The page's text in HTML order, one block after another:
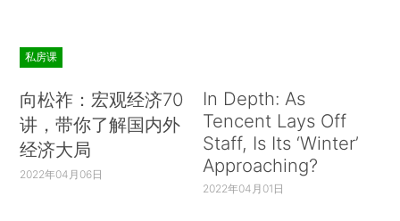
私房课
向松祚：宏观经济70
讲，带你了解国内外
经济大局
2022年04月06日
In Depth: As
Tencent Lays Off
Staff, Is Its ‘Winter’
Approaching?
2022年04月01日